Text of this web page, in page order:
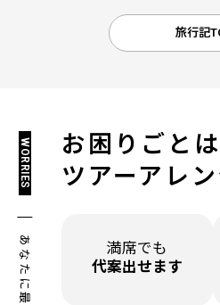
旅行記
お困りごとは
ツアーアレ
WORRIES
満席でも
代案出せます